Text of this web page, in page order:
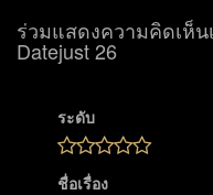
ร่วมแสดงความคิดเห็น
Datejust 26
ระดับ
ชื่อเรื่อง